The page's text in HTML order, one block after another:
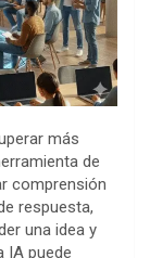
más
de
comprensión
respuesta,
una idea y
IA puede